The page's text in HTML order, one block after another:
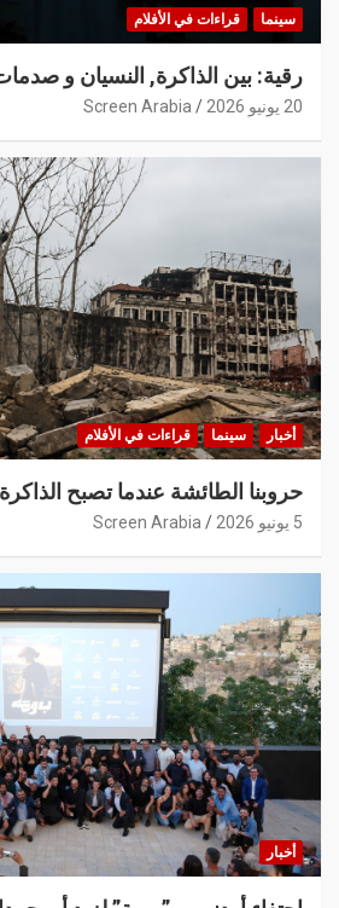
سينما قراءات في الأفلام
رقية: بين الذاكرة, النسيان و
20 يونيو 2026 Screen Arabia
أخبار سينما قراءات في الأفلام
حروبنا الطائشة عندما تصبح
5 يونيو 2026 Screen Arabia
أخبار